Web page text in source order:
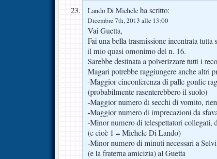
Lando Di Michele ha scritto:
Dicembre 7th, 2013 alle 13:00
Vai Guetta,
Fai una bella trasmissione incentrata tutta
il mio quasi omonimo del n. 16.
Sarebbe destinata a polverizzare tutti i
Magari potrebbe raggiungere anche altri
-Maggior cinconferenza di palle gonfie
(probabilmente rasenterebbero il suolo)
-Maggior numero di secchi di vomito,
-Maggior numero di imprecazioni da
-Minor numero di telespettatori collegati,
(e cioè 1 = Michele Di Lando)
-Minor numero di minuti necessari a
(e la fraterna amicizia) al Guetta